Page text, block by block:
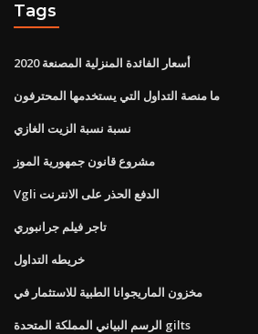
Tags
أسعار الفائدة المنزلية المصنعة 2020
ما منصة التداول التي يستخدمها المحترفون
نسبة نسبة الزيت الغازي
مشروع قانون جمهورية الموز
Vgli الدفع الحذر على الانترنت
تاجر فيلم جرانبوري
خريطه التداول
مخزون الماريجوانا الطبية للاستثمار في
الرسم البياني المملكة المتحدة gilts